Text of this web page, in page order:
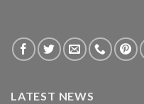
LATEST NEWS